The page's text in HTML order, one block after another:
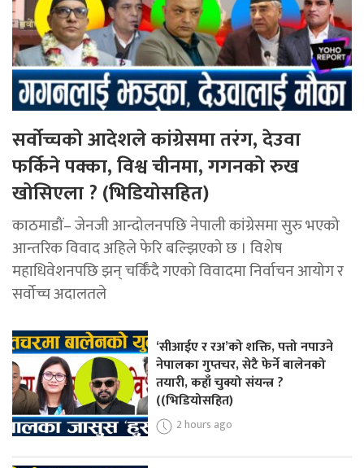
सर्वोच्चको आदेशले कांग्रेसमा तरंग, देउवा
फर्किने पक्का, विश्व चीनमा, गगनको रुख
खोसिएला ? (भिडियोसहित)
काठमाडौं– जेनजी आन्दोलनपछि नेपाली कांग्रेसमा सुरु भएको
आन्तरिक विवाद अहिले फेरि बल्झिएको छ । विशेष
महाधिवेशनपछि झन् चर्किँदै गएको विवादमा निर्वाचन आयोग र
सर्वोच्च अदालतले
‘सीआईए र रअ’को शक्ति, पत्तो नपाउने
नेपालका गुप्तचर, सेटै फेर्ने बालेनको
तयारी, कहाँ चुक्यो संयन्त्र ?
((भिडियोसहित)
2 hours ago